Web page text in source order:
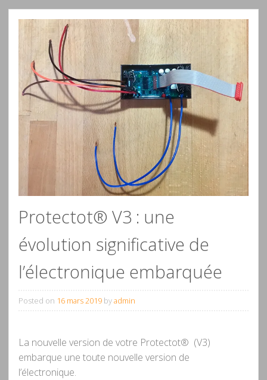
Protectot® V3 : une
évolution significative de
l’électronique embarquée
Posted on 16 mars 2019 byadmin
La nouvelle version de votre Protectot® (V3)
embarque une toute nouvelle version de
l’électronique.